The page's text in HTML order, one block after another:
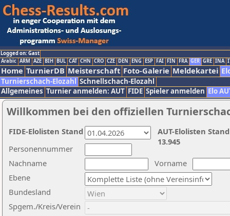
Logged on: Gast
Arabic ARM AZE BIH BUL CAT CHN CRO CZE DEN ENG ESP FAI FIN FRA GER GRE INA
Home TurnierDB Meisterschaft Foto-Galerie Meldekartei
Turnierschach-Elozahl Schnellschach-Elozahl
Allgemeines Turnier anmelden: AUT FIDE Spieler anmelden Elo
Willkommen bei den offiziellen
Nachname
Vorname
Ebene
Personennummer
Bundesland
Spgem./Kreis/Verein
AUT-Elolisten
13.945
FIDE-Elolisten Stand